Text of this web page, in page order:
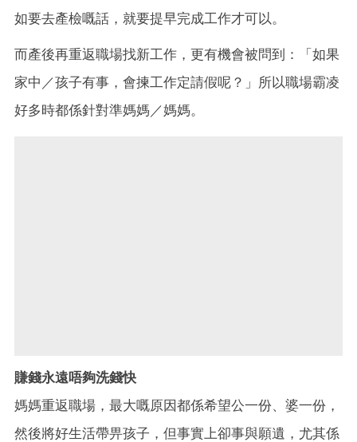
如要去產檢嘅話，就要提早完成工作才可以。
而產後再重返職場找新工作，更有機會被問到：「如果
家中／孩子有事，會揀工作定請假呢？」所以職場霸凌
好多時都係針對準媽媽／媽媽。
賺錢永遠唔夠洗錢快
媽媽重返職場，最大嘅原因都係希望公一份、婆一份，
然後將好生活帶畀孩子，但事實上卻事與願遺，尤其係